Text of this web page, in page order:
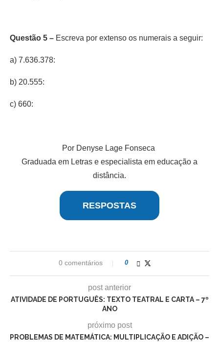
Questão 5 – Escreva por extenso os numerais a seguir:
a) 7.636.378:
b) 20.555:
c) 660:
Por Denyse Lage Fonseca
Graduada em Letras e especialista em educação a
distância.
RESPOSTAS
0 comentários 0
post anterior
ATIVIDADE DE PORTUGUÊS: TEXTO TEATRAL E CARTA – 7º
ANO
próximo post
PROBLEMAS DE MATEMÁTICA: MULTIPLICAÇÃO E ADIÇÃO –